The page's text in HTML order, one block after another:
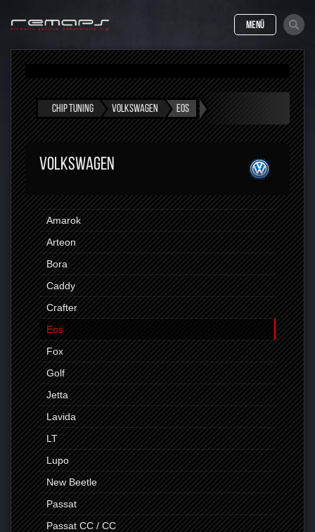
MENÜ
CHIP TUNING VOLKSWAGEN EOS
VOLKSWAGEN
Amarok
Arteon
Bora
Caddy
Crafter
Eos
Fox
Golf
Jetta
Lavida
LT
Lupo
New Beetle
Passat
Passat CC / CC